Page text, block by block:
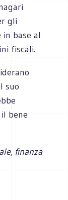
gli
base al
fiscali.
suo
bene
finanza